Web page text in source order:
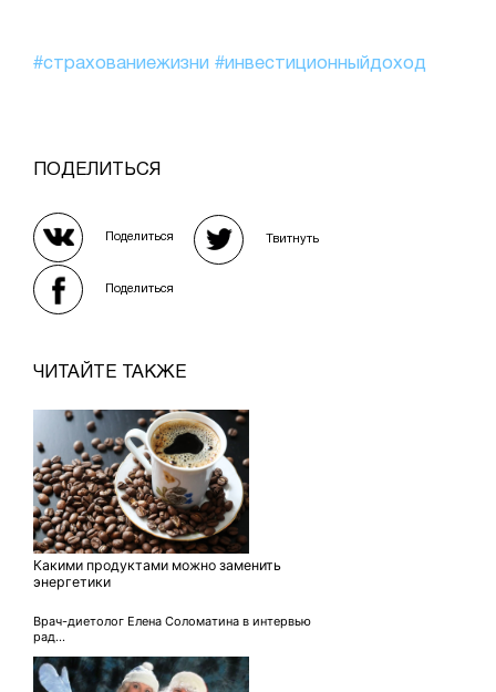
#страхованиежизни #инвестиционныйдоход
ПОДЕЛИТЬСЯ
Поделиться Твитнуть
Поделиться
ЧИТАЙТЕ ТАКЖЕ
Какими продуктами можно заменить
энергетики
Врач-диетолог Елена Соломатина в интервью
рад...